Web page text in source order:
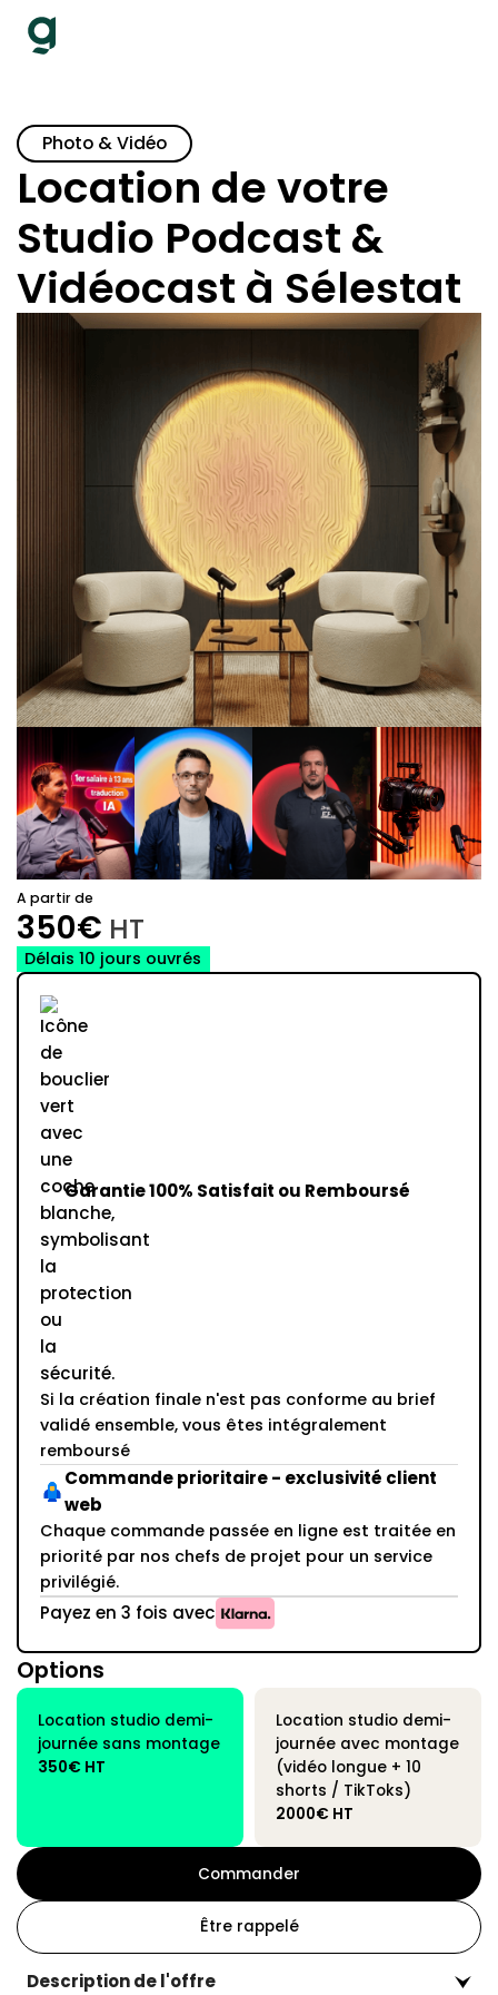
Photo & Vidéo
Location de votre
Studio Podcast &
Vidéocast à Sélestat
A partir de
350€ HT
Délais 10 jours ouvrés
Garantie 100% Satisfait ou Remboursé
Si la création finale n'est pas conforme au brief
validé ensemble, vous êtes intégralement
remboursé
Commande prioritaire - exclusivité client
web
Chaque commande passée en ligne est traitée en
priorité par nos chefs de projet pour un service
privilégié.
Payez en 3 fois avec
Options
Location studio demi-
journée sans montage
350€ HT
Location studio demi-
journée avec montage
(vidéo longue + 10
shorts / TikToks)
2000€ HT
Commander
Être rappelé
Description de l'offre